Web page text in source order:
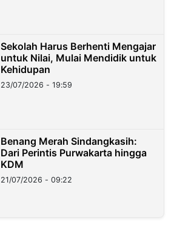
Sekolah Harus Berhenti Mengajar
untuk Nilai, Mulai Mendidik untuk
Kehidupan
23/07/2026 - 19:59
Benang Merah Sindangkasih:
Dari Perintis Purwakarta hingga
KDM
21/07/2026 - 09:22